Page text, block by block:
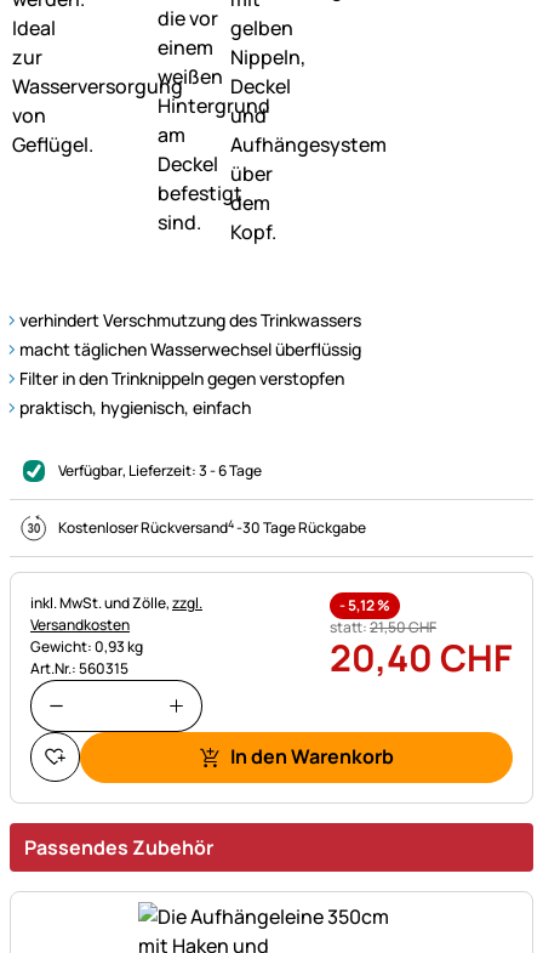
verhindert Verschmutzung des Trinkwassers
macht täglichen Wasserwechsel überflüssig
Filter in den Trinknippeln gegen verstopfen
praktisch, hygienisch, einfach
Verfügbar, Lieferzeit:3 - 6 Tage
Kostenloser Rückversand4-30 Tage Rückgabe
Steuerhinweis:
inkl. MwSt. und Zölle,zzgl.
Versandkosten
Gewicht: 0,93 kg
Art.Nr.: 560315
-5,12%
statt:21,50CHF
20,40 CHF
In den Warenkorb
Passendes Zubehör